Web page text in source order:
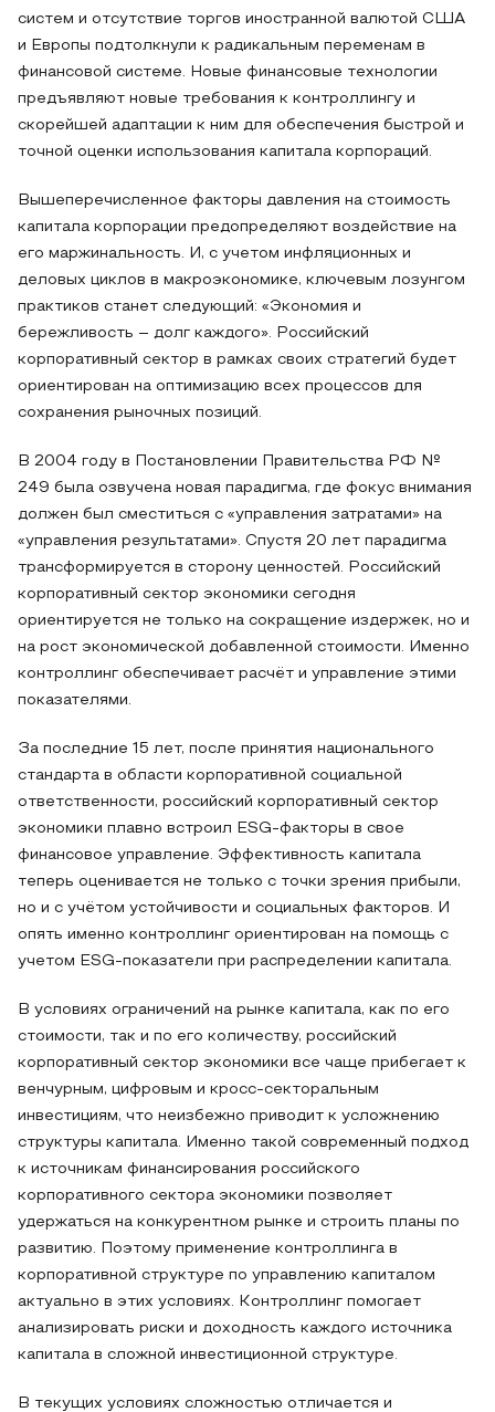
систем и отсутствие торгов иностранной валютой США
и Европы подтолкнули к радикальным переменам в
финансовой системе. Новые финансовые технологии
предъявляют новые требования к контроллингу и
скорейшей адаптации к ним для обеспечения быстрой и
точной оценки использования капитала корпораций.
Вышеперечисленное факторы давления на стоимость
капитала корпорации предопределяют воздействие на
его маржинальность. И, с учетом инфляционных и
деловых циклов в макроэкономике, ключевым лозунгом
практиков станет следующий: «Экономия и
бережливость – долг каждого». Российский
корпоративный сектор в рамках своих стратегий будет
ориентирован на оптимизацию всех процессов для
сохранения рыночных позиций.
В 2004 году в Постановлении Правительства РФ №
249 была озвучена новая парадигма, где фокус внимания
должен был сместиться с «управления затратами» на
«управления результатами». Спустя 20 лет парадигма
трансформируется в сторону ценностей. Российский
корпоративный сектор экономики сегодня
ориентируется не только на сокращение издержек, но и
на рост экономической добавленной стоимости. Именно
контроллинг обеспечивает расчёт и управление этими
показателями.
За последние 15 лет, после принятия национального
стандарта в области корпоративной социальной
ответственности, российский корпоративный сектор
экономики плавно встроил ESG-факторы в свое
финансовое управление. Эффективность капитала
теперь оценивается не только с точки зрения прибыли,
но и с учётом устойчивости и социальных факторов. И
опять именно контроллинг ориентирован на помощь с
учетом ESG-показатели при распределении капитала.
В условиях ограничений на рынке капитала, как по его
стоимости, так и по его количеству, российский
корпоративный сектор экономики все чаще прибегает к
венчурным, цифровым и кросс-секторальным
инвестициям, что неизбежно приводит к усложнению
структуры капитала. Именно такой современный подход
к источникам финансирования российского
корпоративного сектора экономики позволяет
удержаться на конкурентном рынке и строить планы по
развитию. Поэтому применение контроллинга в
корпоративной структуре по управлению капиталом
актуально в этих условиях. Контроллинг помогает
анализировать риски и доходность каждого источника
капитала в сложной инвестиционной структуре.
В текущих условиях сложностью отличается и